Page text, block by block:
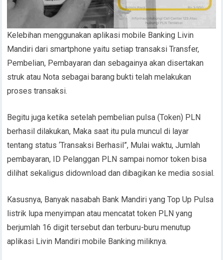
Kelebihan menggunakan aplikasi mobile Banking Livin
Mandiri dari smartphone yaitu setiap transaksi Transfer,
Pembelian, Pembayaran dan sebagainya akan disertakan
struk atau Nota sebagai barang bukti telah melakukan
proses transaksi.
Begitu juga ketika setelah pembelian pulsa (Token) PLN
berhasil dilakukan, Maka saat itu pula muncul di layar
tentang status ‘Transaksi Berhasil”, Mulai waktu, Jumlah
pembayaran, ID Pelanggan PLN sampai nomor token bisa
dilihat sekaligus didownload dan dibagikan ke media sosial.
Kasusnya, Banyak nasabah Bank Mandiri yang Top Up Pulsa
listrik lupa menyimpan atau mencatat token PLN yang
berjumlah 16 digit tersebut dan terburu-buru menutup
aplikasi Livin Mandiri mobile Banking miliknya.